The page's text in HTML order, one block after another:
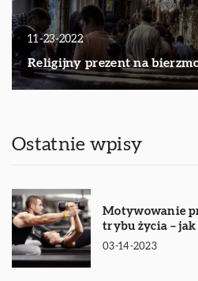
11-23-2022
Religijny prezent na
Ostatnie wpisy
Motywowanie
trybu życia – jak
03-14-2023